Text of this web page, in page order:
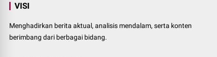
VISI
Menghadirkan berita aktual, analisis mendalam, serta konten
berimbang dari berbagai bidang.